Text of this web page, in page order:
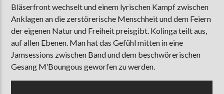
Bläserfront wechselt und einem lyrischen Kampf zwischen
Anklagen an die zerstörerische Menschheit und dem Feiern
der eigenen Natur und Freiheit preisgibt. Kolinga teilt aus,
auf allen Ebenen. Man hat das Gefühl mitten in eine
Jamsessions zwischen Band und dem beschwörerischen
Gesang M’Boungous geworfen zu werden.